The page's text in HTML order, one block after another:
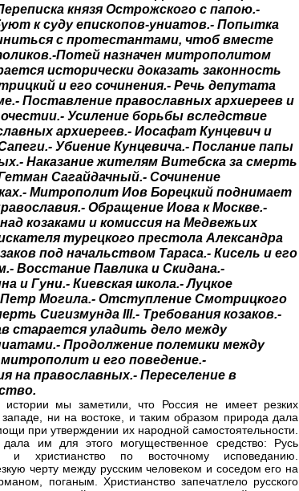
князя Острожского с папою.-
к суду епископов-униатов.- Попытка
с протестантами, чтоб вместе
Потей назначен митрополитом
исторически доказать законность
и его сочинения.- Речь депутата
Поставление православных архиереев и
Усиление борьбы вследствие
архиереев.- Иосафат Кунцевич и
Убиение Кунцевича.- Послание папы
Наказание жителям Витебска за смерть
Сагайдачный.- Сочинение
Митрополит Иов Борецкий поднимает
Обращение Иова к Москве.-
козаками и комиссия на Медвежьих
турецкого престола Александра
под начальством Тараса.- Кисель и его
Восстание Павлика и Скидана.-
и Гуни.- Киевская школа.- Луцкое
Могила.- Отступление Смотрицкого
Сигизмунда III.- Требования козаков.-
старается уладить дело между
Продолжение полемики между
и его поведение.-
на православных.- Переселение в
мы заметили, что Россия не имеет резких
ни на востоке, и таким образом природа дала
при утверждении их народной самостоятельности.
им для этого могущественное средство: Русь
и христианство по восточному исповеданию.
черту между русским человеком и соседом его на
поганым. Христианство запечатлело русского